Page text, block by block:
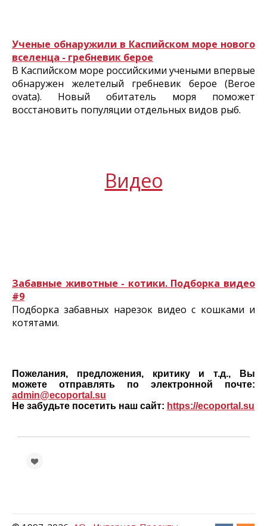
Ученые обнаружили в Каспийском море нового
вселенца - гребневик берое
В Каспийском море российскими учеными впервые
обнаружен желетелый гребневик берое (Beroe
ovata). Новый обитатель моря поможет
восстановить популяции отдельных видов рыб.
Видео
Забавные животные - котики. Подборка видео
#9
Подборка забавных нарезок видео с кошками и
котятами.
Пожелания, предложения, критику и т.д., Вы
можете отправлять по электронной почте:
admin@ecoportal.su
Не забудьте посетить наш сайт: https://ecoportal.su